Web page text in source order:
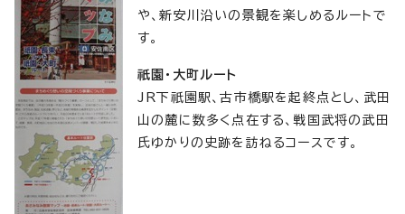
や、新安川沿いの景観を楽しめるルートで
す。
祇園・大町ルート
JR下祇園駅、古市橋駅を起終点とし、武田
山の麓に数多く点在する、戦国武将の武田
氏ゆかりの史跡を訪ねるコースです。